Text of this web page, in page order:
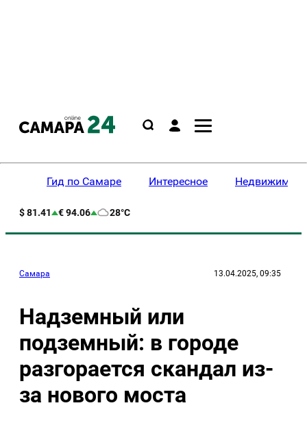
Гид по Самаре Интересное
$ 81.41 € 94.06 28°C
Самара 13.04.2025, 09:35
Надземный или
подземный: в городе
разгорается скандал из-
за нового моста